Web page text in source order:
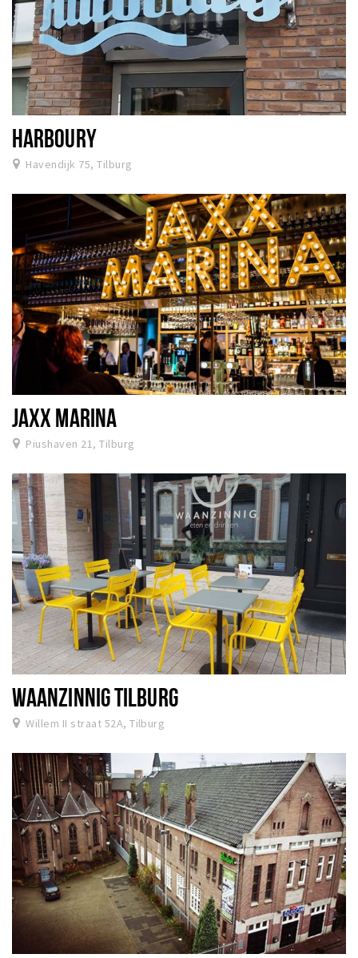
HARBOURY
Havendijk 75, Tilburg
JAXX MARINA
Piushaven 21, Tilburg
WAANZINNIG TILBURG
Willem II straat 52A, Tilburg